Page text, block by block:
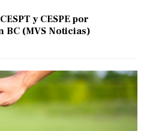
y CESPE por
BC (MVS Noticias)